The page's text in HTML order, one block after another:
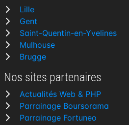
Lille
Gent
Saint-Quentin-en-Yvelines
Mulhouse
Brugge
Nos sites partenaires
Actualités Web & PHP
Parrainage Boursorama
Parrainage Fortuneo